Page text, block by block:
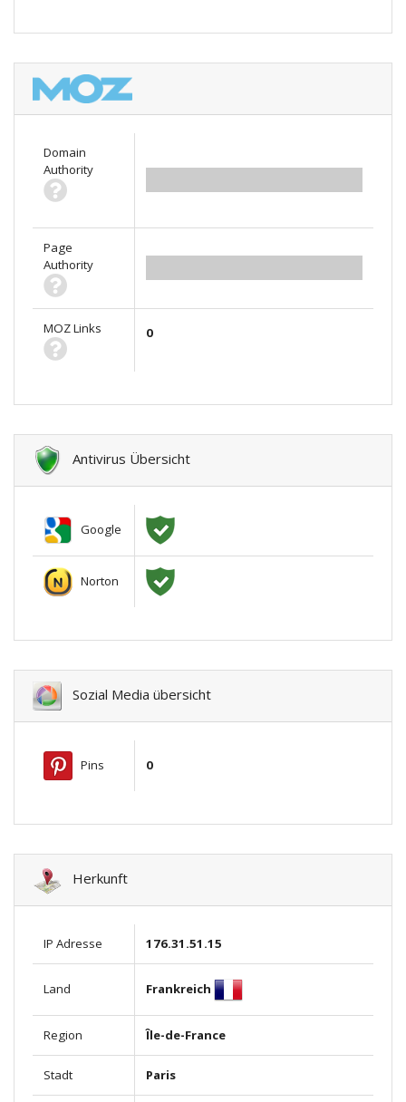
Domain
Authority
Page
Authority
MOZ Links 0
Antivirus Übersicht
Google
Norton
Sozial Media übersicht
Pins 0
Herkunft
IP Adresse 176.31.51.15
Land Frankreich
Region Île-de-France
Stadt Paris